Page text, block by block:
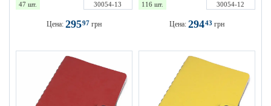
47 шт. 30054-13
Цена: 29597 грн
116 шт. 30054-12
Цена: 29443 грн